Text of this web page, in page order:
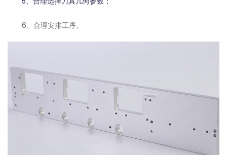
6、合理安排工序。